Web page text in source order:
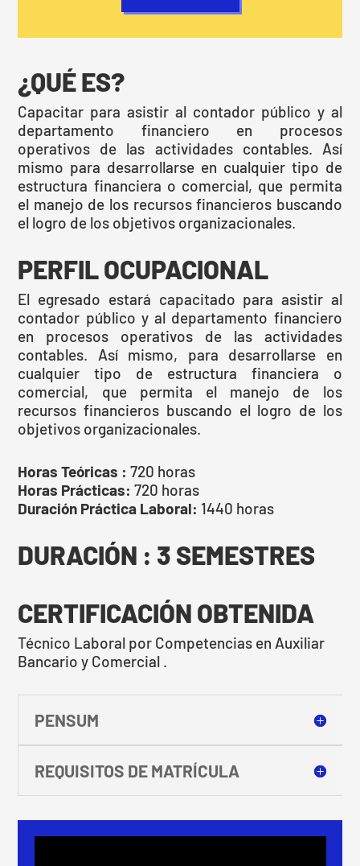
¿QUÉ ES?
Capacitar para asistir al contador público y al
departamento financiero en procesos
operativos de las actividades contables. Así
mismo para desarrollarse en cualquier tipo de
estructura financiera o comercial, que permita
el manejo de los recursos financieros buscando
el logro de los objetivos organizacionales.
PERFIL OCUPACIONAL
El egresado estará capacitado para asistir al
contador público y al departamento financiero
en procesos operativos de las actividades
contables. Así mismo, para desarrollarse en
cualquier tipo de estructura financiera o
comercial, que permita el manejo de los
recursos financieros buscando el logro de los
objetivos organizacionales.
Horas Teóricas : 720 horas
Horas Prácticas: 720 horas
Duración Práctica Laboral: 1440 horas
DURACIÓN : 3 SEMESTRES
CERTIFICACIÓN OBTENIDA
Técnico Laboral por Competencias en Auxiliar
Bancario y Comercial .
PENSUM
REQUISITOS DE MATRÍCULA